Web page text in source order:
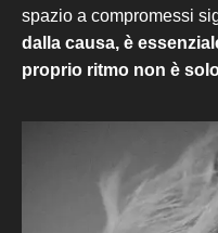
spazio a compromessi
dalla causa, è
proprio ritmo non è